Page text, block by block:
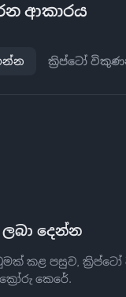
ආකාරය
ක්‍රිප්ටෝ
දෙන්න
කළ පසුව, ක්‍රිප්ටෝ
කෙරේ.